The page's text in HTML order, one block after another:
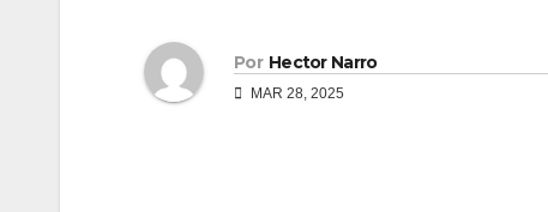
Por Hector Narro
MAR 28, 2025